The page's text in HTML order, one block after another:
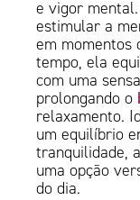
e vigor
estimular a
em momentos
tempo, ela
com uma
prolongando o
relaxamento.
um equilíbrio
tranquilidade,
uma opção
do dia.